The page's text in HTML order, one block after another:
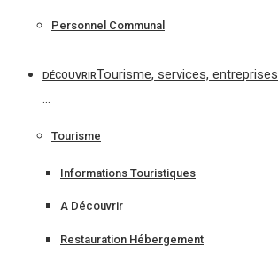
Personnel Communal
DÉCOUVRIRTourisme, services, entreprises
Tourisme
Informations Touristiques
A Découvrir
Restauration Hébergement